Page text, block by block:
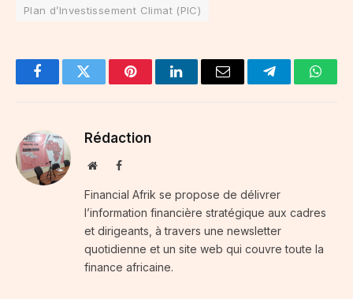
Plan d’Investissement Climat (PIC)
FacebookTwitter PinterestLinkedInEmail Telegram
Rédaction
WebsiteFacebook
Financial Afrik se propose de délivrer
l’information financière stratégique aux cadres
et dirigeants, à travers une newsletter
quotidienne et un site web qui couvre toute la
finance africaine.